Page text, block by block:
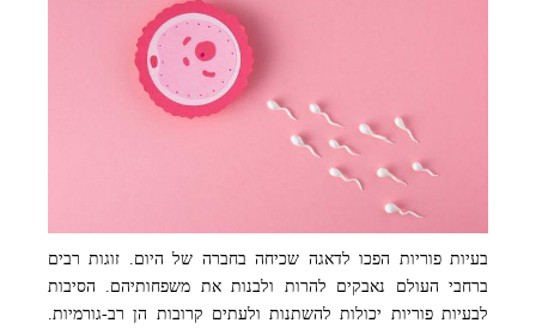
freepik
בעיות פוריות הפכו לדאגה שכיחה בחברה של היום. זוגות רבים
ברחבי העולם נאבקים להרות ולבנות את משפחותיהם. הסיבות
לבעיות פוריות יכולות להשתנות ולעתים קרובות הן רב-גורמיות.